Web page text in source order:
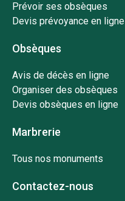
Prévoir ses obsèques
Devis prévoyance en ligne
Obsèques
Avis de décès en ligne
Organiser des obsèques
Devis obsèques en ligne
Marbrerie
Tous nos monuments
Contactez-nous